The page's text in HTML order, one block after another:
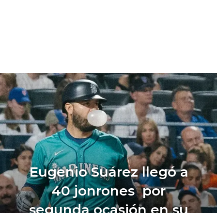
Eugenio Suárez llegó a
40 jonrones por
segunda ocasión en su